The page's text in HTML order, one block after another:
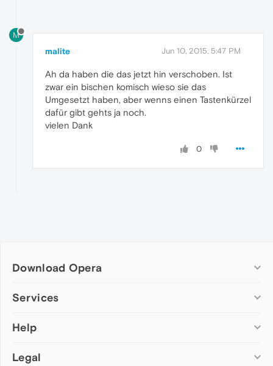
M
malite Jun 10, 2015, 5:47 PM
Ah da haben die das jetzt hin verschoben. Ist
zwar ein bischen komisch wieso sie das
Umgesetzt haben, aber wenns einen Tastenkürzel
dafür gibt gehts ja noch.
vielen Dank
0
Download Opera
Computer browsers
Opera for Mac
Opera beta version
Services
Add-ons
Wallpapers
Help
Help & support
Legal